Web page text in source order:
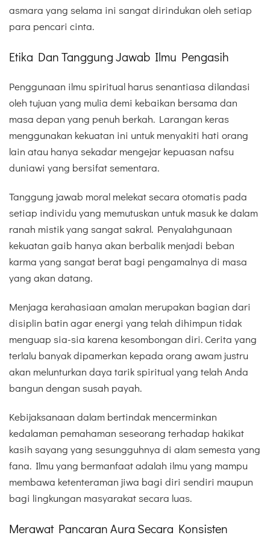
asmara yang selama ini sangat dirindukan oleh setiap
para pencari cinta.
Etika Dan Tanggung Jawab Ilmu Pengasih
Penggunaan ilmu spiritual harus senantiasa dilandasi
oleh tujuan yang mulia demi kebaikan bersama dan
masa depan yang penuh berkah. Larangan keras
menggunakan kekuatan ini untuk menyakiti hati orang
lain atau hanya sekadar mengejar kepuasan nafsu
duniawi yang bersifat sementara.
Tanggung jawab moral melekat secara otomatis pada
setiap individu yang memutuskan untuk masuk ke dalam
ranah mistik yang sangat sakral. Penyalahgunaan
kekuatan gaib hanya akan berbalik menjadi beban
karma yang sangat berat bagi pengamalnya di masa
yang akan datang.
Menjaga kerahasiaan amalan merupakan bagian dari
disiplin batin agar energi yang telah dihimpun tidak
menguap sia-sia karena kesombongan diri. Cerita yang
terlalu banyak dipamerkan kepada orang awam justru
akan melunturkan daya tarik spiritual yang telah Anda
bangun dengan susah payah.
Kebijaksanaan dalam bertindak mencerminkan
kedalaman pemahaman seseorang terhadap hakikat
kasih sayang yang sesungguhnya di alam semesta yang
fana. Ilmu yang bermanfaat adalah ilmu yang mampu
membawa ketenteraman jiwa bagi diri sendiri maupun
bagi lingkungan masyarakat secara luas.
Merawat Pancaran Aura Secara Konsisten